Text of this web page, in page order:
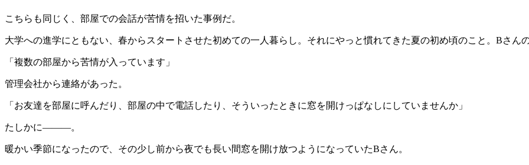
こちらも同じく、部屋での会話が苦情を招いた事例だ。
大学への進学にともない、春からスタートさせた初めての一人暮らし。それにやっと慣れてきた夏の初め頃のこと。Bさんの
「複数の部屋から苦情が入っています」
管理会社から連絡があった。
「お友達を部屋に呼んだり、部屋の中で電話したり、そういったときに窓を開けっぱなしにしていませんか」
たしかに―――。
暖かい季節になったので、その少し前から夜でも長い間窓を開け放つようになっていたBさん。